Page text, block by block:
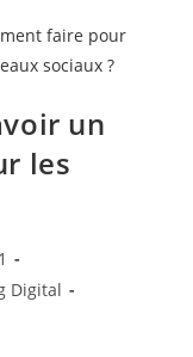
un
les
Digital